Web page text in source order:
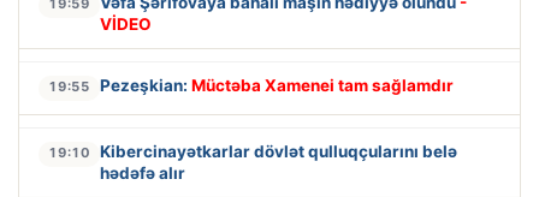
VİDEO
19:55 Pezeşkian: Müctəba Xamenei tam sağlamdır
19:10
Kibercinayətkarlar dövlət qulluqçularını belə
hədəfə alır